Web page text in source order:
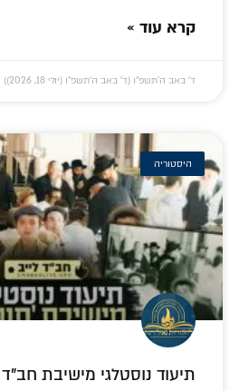
קרא עוד »
ד׳ באב ה׳תשפ״ו (ד׳ באב ה׳תשפ״ו (יולי 18, 2026))
היסטוריה
תיעוד נוסטלגי מישיבת